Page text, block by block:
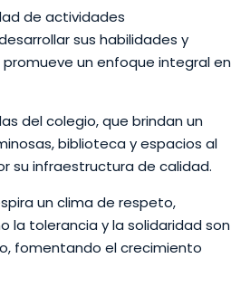
de actividades
sus habilidades y
un enfoque integral en
del colegio, que brindan un
biblioteca y espacios al
su infraestructura de calidad.
un clima de respeto,
la tolerancia y la solidaridad son
fomentando el crecimiento